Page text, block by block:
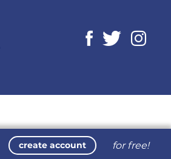
create account for free!